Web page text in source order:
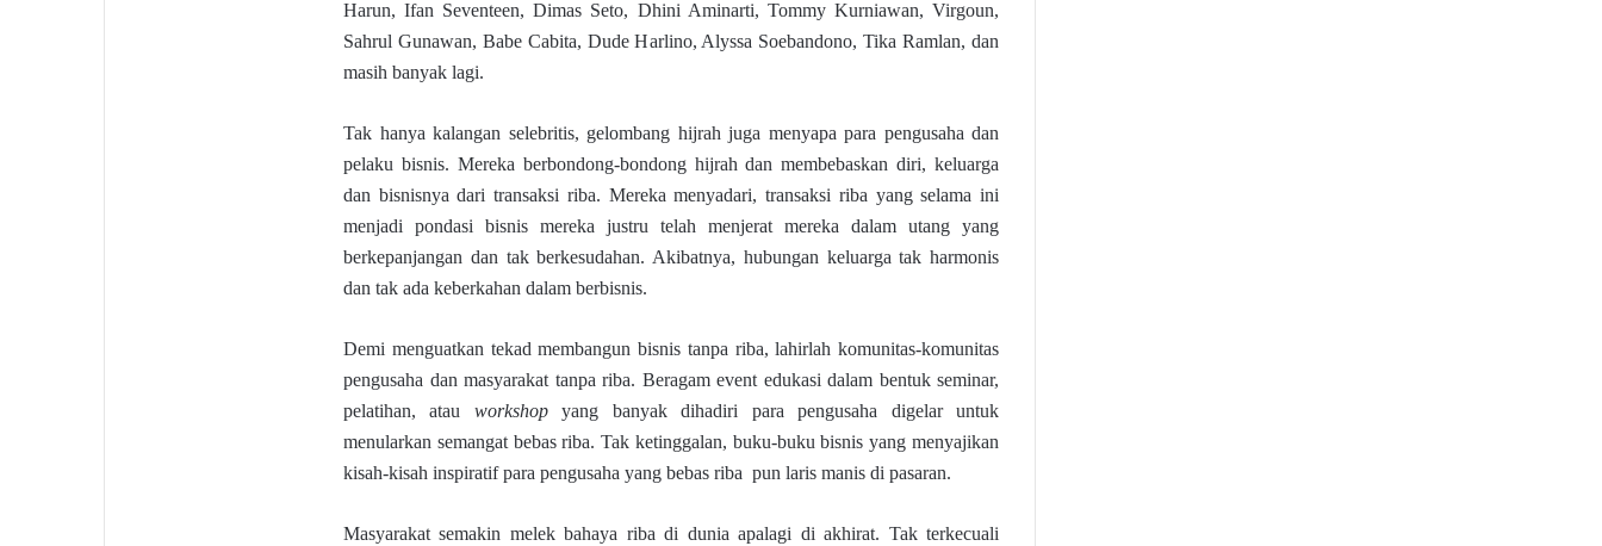
Harun, Ifan Seventeen, Dimas Seto, Dhini Aminarti, Tommy Kurniawan, Virgoun,
Sahrul Gunawan, Babe Cabita, Dude Harlino, Alyssa Soebandono, Tika Ramlan, dan
masih banyak lagi.
Tak hanya kalangan selebritis, gelombang hijrah juga menyapa para pengusaha dan
pelaku bisnis. Mereka berbondong-bondong hijrah dan membebaskan diri, keluarga
dan bisnisnya dari transaksi riba. Mereka menyadari, transaksi riba yang selama ini
menjadi pondasi bisnis mereka justru telah menjerat mereka dalam utang yang
berkepanjangan dan tak berkesudahan. Akibatnya, hubungan keluarga tak harmonis
dan tak ada keberkahan dalam berbisnis.
Demi menguatkan tekad membangun bisnis tanpa riba, lahirlah komunitas-komunitas
pengusaha dan masyarakat tanpa riba. Beragam event edukasi dalam bentuk seminar,
pelatihan, atau workshopyang banyak dihadiri para pengusaha digelar untuk
menularkan semangat bebas riba. Tak ketinggalan, buku-buku bisnis yang menyajikan
kisah-kisah inspiratif para pengusaha yang bebas riba pun laris manis di pasaran.
Masyarakat semakin melek bahaya riba di dunia apalagi di akhirat. Tak terkecuali